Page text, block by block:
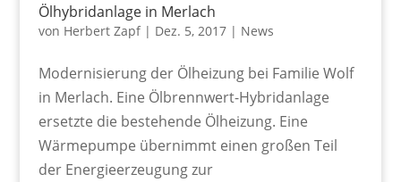
Ölhybridanlage in Merlach
von Herbert Zapf| Dez. 5, 2017| News
Modernisierung der Ölheizung bei Familie Wolf
in Merlach. Eine Ölbrennwert-Hybridanlage
ersetzte die bestehende Ölheizung. Eine
Wärmepumpe übernimmt einen großen Teil
der Energieerzeugung zur